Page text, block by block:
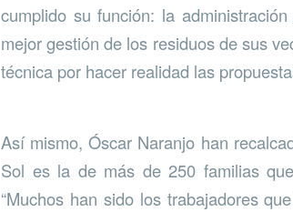
cumplido su función: la
mejor gestión de los residuos de sus
técnica por hacer realidad las
Así mismo, Óscar Naranjo han
Sol es la de más de 250 familias
“Muchos han sido los trabajadores